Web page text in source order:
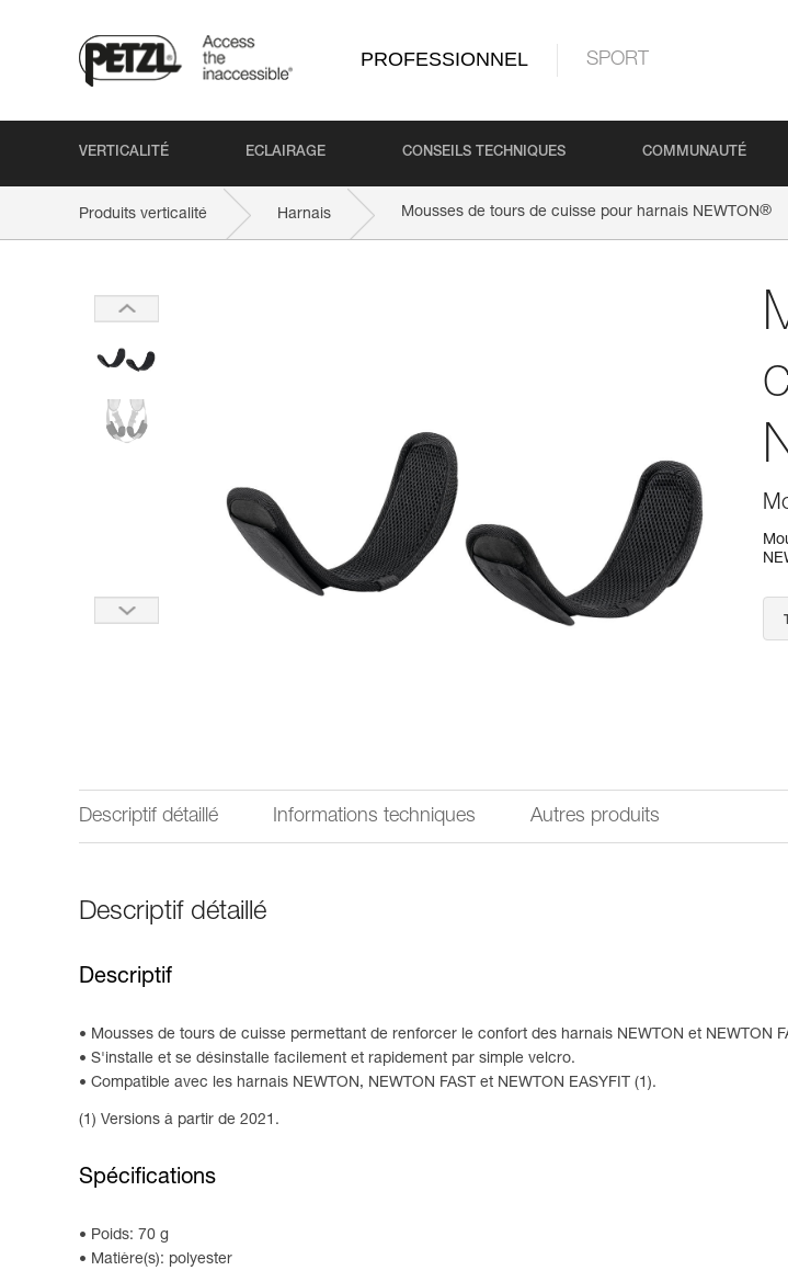
PROFESSIONNEL SPORT
VERTICALITÉ ECLAIRAGE CONSEILS TECHNIQUES COMMUNAUTÉ
Produits verticalité Harnais Mousses de tours de cuisse pour harnais NEWTON®
Descriptif détaillé Informations techniques Autres produits
Descriptif détaillé
Descriptif
Mousses de tours de cuisse permettant de renforcer le confort des harnais NEWTON et NEWTON
S'installe et se désinstalle facilement et rapidement par simple velcro.
Compatible avec les harnais NEWTON, NEWTON FAST et NEWTON EASYFIT (1).
(1) Versions à partir de 2021.
Spécifications
Poids: 70 g
Matière(s): polyester